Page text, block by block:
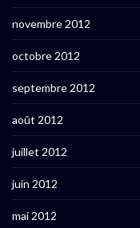
novembre 2012
octobre 2012
septembre 2012
août 2012
juillet 2012
juin 2012
mai 2012